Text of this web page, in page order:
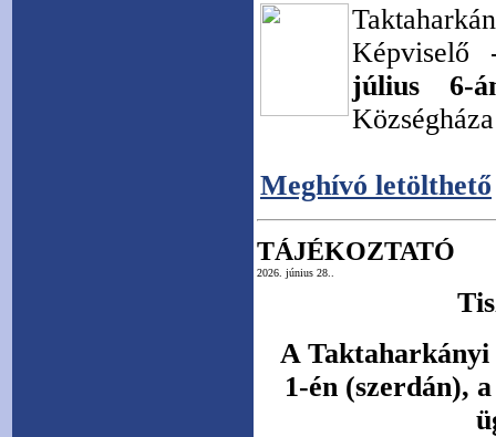
Képviselő
július 6-
Meghívó letölthető
TÁJÉKOZTATÓ
2026. június 28..
A
1-én (szerdán),